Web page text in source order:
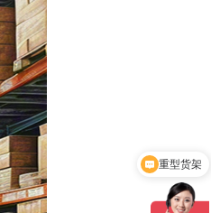
阁楼货架